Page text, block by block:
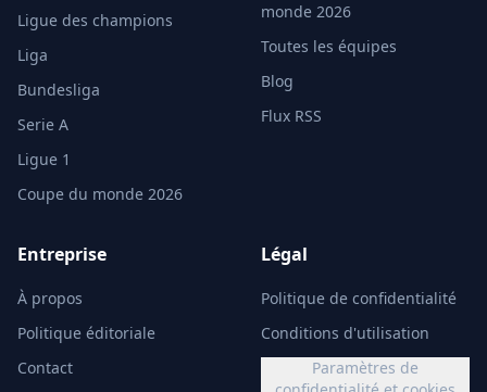
Ligue des champions
Liga
Bundesliga
Serie A
Ligue 1
Coupe du monde 2026
monde 2026
Toutes les équipes
Blog
Flux RSS
Entreprise
À propos
Politique éditoriale
Contact
Légal
Politique de confidentialité
Conditions d'utilisation
Paramètres de